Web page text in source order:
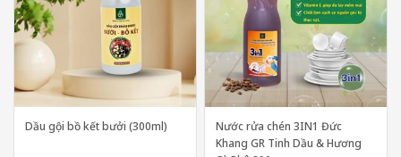
Dầu gội bồ kết bưởi (300ml)
Nước rửa chén 3IN1 Đức
Khang GR Tinh Dầu & Hương